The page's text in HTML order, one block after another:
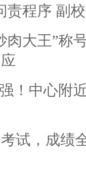
责程序 副
肉大王”称
！中心附
试，成绩